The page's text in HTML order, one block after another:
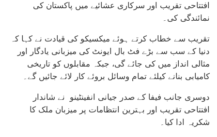
افتتاحی تقریب اور سرکاری عشائیے میں پاکستان کی
نمائندگی کی۔
تقریب سے خطاب کرتے ہوئے میکسیکو کی قیادت نے کہا کہ
دنیا کے سب سے بڑے فٹ بال ایونٹ کی میزبانی یادگار اور
مثالی انداز میں کی جائے گی، جبکہ مقابلوں کو تاریخی
کامیابی بنانے کیلئے تمام وسائل بروئے کار لائے جائیں گے۔
دوسری جانب فیفا کے صدر جیانی انفینٹینو نے شاندار
افتتاحی تقریب اور بہترین انتظامات پر میزبان ملک کا
شکریہ ادا کیا۔